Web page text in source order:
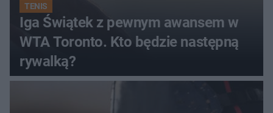
TENIS
Iga Świątek z pewnym awansem w
WTA Toronto. Kto będzie następną
rywalką?